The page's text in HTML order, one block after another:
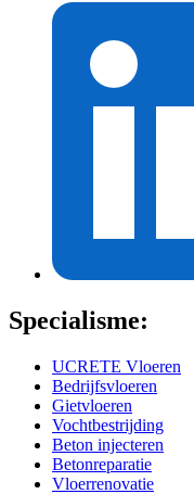
Specialisme:
UCRETE Vloeren
Bedrijfsvloeren
Gietvloeren
Vochtbestrijding
Beton injecteren
Betonreparatie
Vloerrenovatie